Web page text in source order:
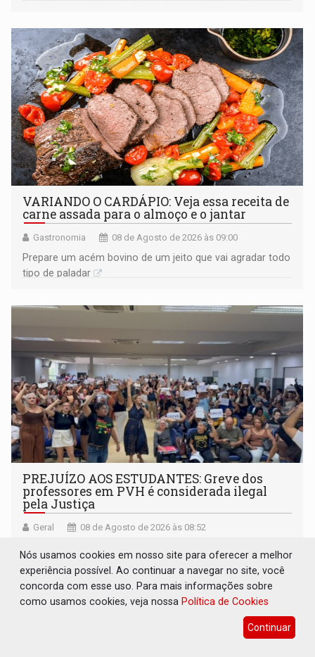
VARIANDO O CARDÁPIO: Veja essa receita de
carne assada para o almoço e o jantar
Gastronomia 08 de Agosto de 2026 às 09:00
Prepare um acém bovino de um jeito que vai agradar todo
tipo de paladar
PREJUÍZO AOS ESTUDANTES: Greve dos
professores em PVH é considerada ilegal
pela Justiça
Geral 08 de Agosto de 2026 às 08:52
Nós usamos cookies em nosso site para oferecer a melhor
experiência possível. Ao continuar a navegar no site, você
concorda com esse uso. Para mais informações sobre
como usamos cookies, veja nossa Política de Cookies
Continuar